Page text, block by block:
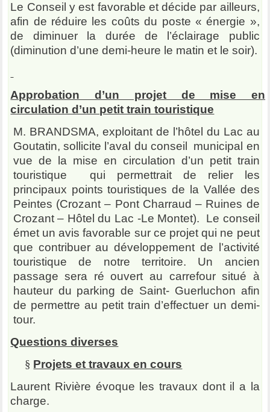
Le Conseil y est favorable et décide par ailleurs,
afin de réduire les coûts du poste « énergie »,
de diminuer la durée de l’éclairage public
(diminution d’une demi-heure le matin et le soir).
Approbation d’un projet de mise en
circulation d’un petit train touristique
M. BRANDSMA, exploitant de l’hôtel du Lac au
Goutatin, sollicite l’aval du conseil municipal en
vue de la mise en circulation d’un petit train
touristique qui permettrait de relier les
principaux points touristiques de la Vallée des
Peintes (Crozant – Pont Charraud – Ruines de
Crozant – Hôtel du Lac -Le Montet). Le conseil
émet un avis favorable sur ce projet qui ne peut
que contribuer au développement de l’activité
touristique de notre territoire. Un ancien
passage sera ré ouvert au carrefour situé à
hauteur du parking de Saint- Guerluchon afin
de permettre au petit train d’effectuer un demi-
tour.
Questions diverses
§ Projets et travaux en cours
Laurent Rivière évoque les travaux dont il a la
charge.